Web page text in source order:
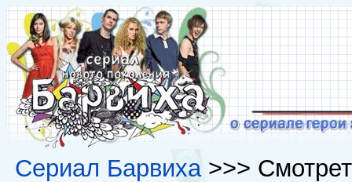
Сериал Барвиха>>>